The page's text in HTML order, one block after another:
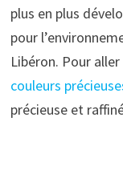
plus en plus
pour
Libéron. Pour
couleurs
précieuse et